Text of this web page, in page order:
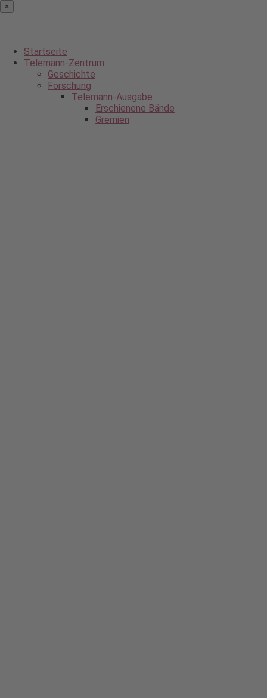
×
Startseite
Telemann-Zentrum
Geschichte
Forschung
Telemann-Ausgabe
Erschienene Bände
Gremien